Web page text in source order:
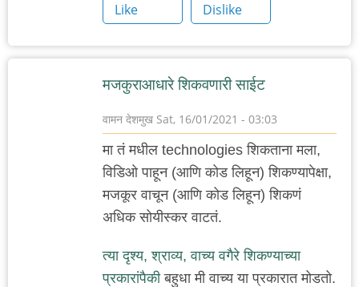
Like
Dislike
मजकुराआधारे शिकवणारी साईट
वामन देशमुख Sat, 16/01/2021 - 03:03
मा तं मधील technologies शिकताना मला,
विडिओ पाहून (आणि कोड लिहून) शिकण्यापेक्षा,
मजकूर वाचून (आणि कोड लिहून) शिकणं
अधिक सोयीस्कर वाटतं.
त्या दृश्य, श्राव्य, वाच्य वगैरे शिकण्याच्या
प्रकारांपैकीबहुधा मी वाच्य या प्रकारात मोडतो.